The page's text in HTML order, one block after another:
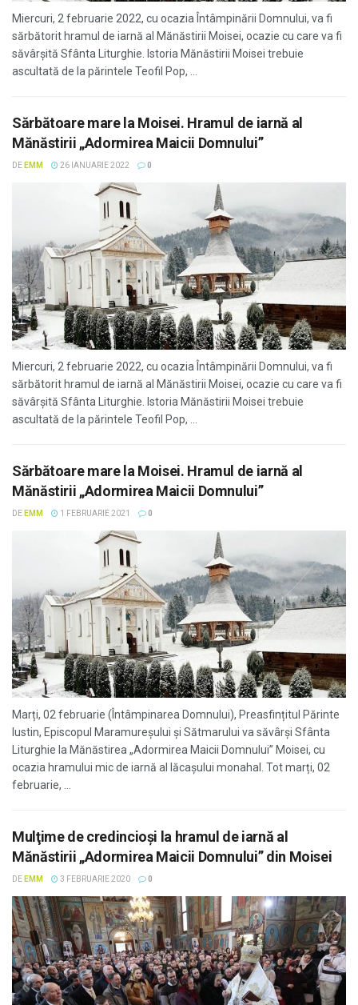
Miercuri, 2 februarie 2022, cu ocazia Întâmpinării Domnului, va fi
sărbătorit hramul de iarnă al Mănăstirii Moisei, ocazie cu care va fi
săvârşită Sfânta Liturghie. Istoria Mănăstirii Moisei trebuie
ascultată de la părintele Teofil Pop, ...
Sărbătoare mare la Moisei. Hramul de iarnă al
Mănăstirii „Adormirea Maicii Domnului”
DE EMM 26 IANUARIE 2022 0
Miercuri, 2 februarie 2022, cu ocazia Întâmpinării Domnului, va fi
sărbătorit hramul de iarnă al Mănăstirii Moisei, ocazie cu care va fi
săvârşită Sfânta Liturghie. Istoria Mănăstirii Moisei trebuie
ascultată de la părintele Teofil Pop, ...
Sărbătoare mare la Moisei. Hramul de iarnă al
Mănăstirii „Adormirea Maicii Domnului”
DE EMM 1 FEBRUARIE 2021 0
Marți, 02 februarie (Întâmpinarea Domnului), Preasfințitul Părinte
Iustin, Episcopul Maramureșului și Sătmarului va săvârși Sfânta
Liturghie la Mănăstirea „Adormirea Maicii Domnului” Moisei, cu
ocazia hramului mic de iarnă al lăcașului monahal. Tot marți, 02
februarie, ...
Mulţime de credincioşi la hramul de iarnă al
Mănăstirii „Adormirea Maicii Domnului” din Moisei
DE EMM 3 FEBRUARIE 2020 0